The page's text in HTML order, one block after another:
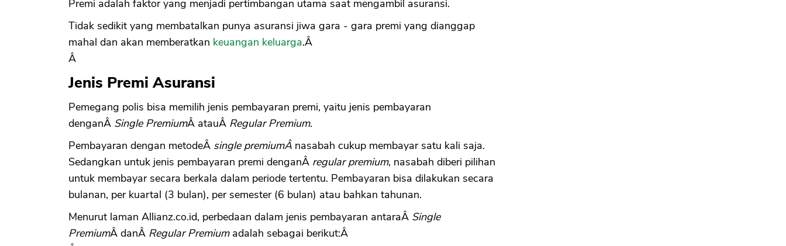
Premi adalah faktor yang menjadi pertimbangan utama saat mengambil asuransi.
Tidak sedikit yang membatalkan punya asuransi jiwa gara - gara premi yang dianggap
mahal dan akan memberatkan keuangan keluarga.Â
Â
Jenis Premi Asuransi
Pemegang polis bisa memilih jenis pembayaran premi, yaitu jenis pembayaran
denganÂ Single PremiumÂ atauÂ Regular Premium.
Pembayaran dengan metodeÂ single premiumÂ nasabah cukup membayar satu kali saja.
Sedangkan untuk jenis pembayaran premi denganÂ regular premium, nasabah diberi pilihan
untuk membayar secara berkala dalam periode tertentu. Pembayaran bisa dilakukan secara
bulanan, per kuartal (3 bulan), per semester (6 bulan) atau bahkan tahunan.
Menurut laman Allianz.co.id, perbedaan dalam jenis pembayaran antaraÂ Single
PremiumÂ danÂ Regular Premiumadalah sebagai berikut:Â